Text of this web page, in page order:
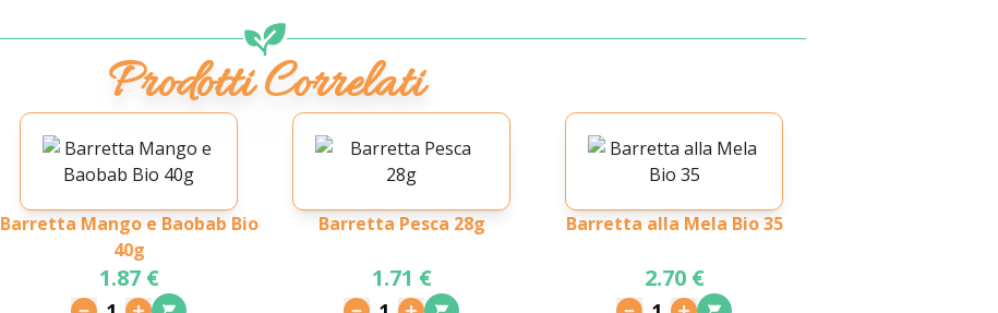
Prodotti Correlati
Barretta Mango e Baobab Bio
40g
1.87 €
Barretta Pesca 28g
1.71 €
Barretta alla Mela Bio 35
2.70 €